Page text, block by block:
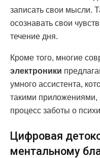
записать свои мысли.
осознавать свои
течение дня.
Кроме того, многие
электроники
умного ассистента,
такими приложениями,
процесс заботы о
Цифровая
ментальному